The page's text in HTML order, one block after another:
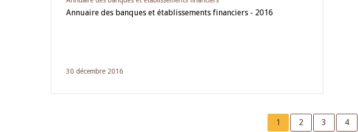
Annuaire des banques et établissements financiers - 2016
30 décembre 2016
Current
1 Page
2 Page
3 Page
4